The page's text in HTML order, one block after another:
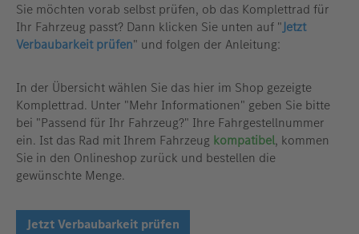
Sie möchten vorab selbst prüfen, ob das Komplettrad für
Ihr Fahrzeug passt? Dann klicken Sie unten auf "Jetzt
Verbaubarkeit prüfen" und folgen der Anleitung:
In der Übersicht wählen Sie das hier im Shop gezeigte
Komplettrad. Unter "Mehr Informationen" geben Sie bitte
bei "Passend für Ihr Fahrzeug?" Ihre Fahrgestellnummer
ein. Ist das Rad mit Ihrem Fahrzeug kompatibel, kommen
Sie in den Onlineshop zurück und bestellen die
gewünschte Menge.
Jetzt Verbaubarkeit prüfen